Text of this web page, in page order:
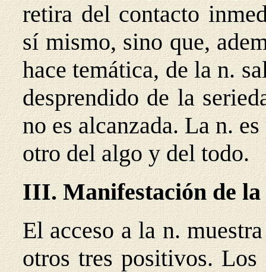
retira del contacto
sí mismo, sino que,
hace temática, de la n.
desprendido de la
no es alcanzada. La n.
otro del algo y del todo.
III. Manifestación de la
El acceso a la n.
otros tres positivos. Los